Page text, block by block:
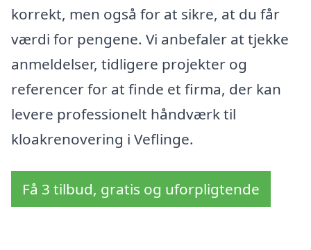
korrekt, men også for at sikre, at du får
værdi for pengene. Vi anbefaler at tjekke
anmeldelser, tidligere projekter og
referencer for at finde et firma, der kan
levere professionelt håndværk til
kloakrenovering i Veflinge.
Få 3 tilbud, gratis og uforpligtende